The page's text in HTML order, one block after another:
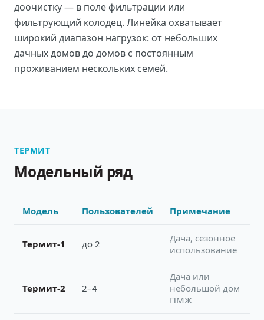
доочистку — в поле фильтрации или
фильтрующий колодец. Линейка охватывает
широкий диапазон нагрузок: от небольших
дачных домов до домов с постоянным
проживанием нескольких семей.
ТЕРМИТ
Модельный ряд
Модель Пользователей Примечание
Термит-1 до 2
Дача, сезонное
использование
Термит-2 2–4
Дача или
небольшой дом
ПМЖ